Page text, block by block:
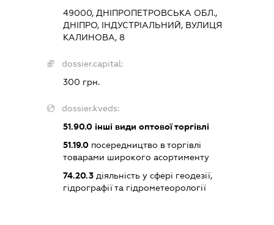
49000, ДНІПРОПЕТРОВСЬКА ОБЛ.,
ДНІПРО, ІНДУСТРІАЛЬНИЙ, ВУЛИЦЯ
КАЛИНОВА, 8
dossier.capital:
300 грн.
dossier.kveds:
51.90.0 інші види оптової торгівлі
51.19.0 посередництво в торгівлі
товарами широкого асортименту
74.20.3 діяльність у сфері геодезії,
гідрографії та гідрометеорології